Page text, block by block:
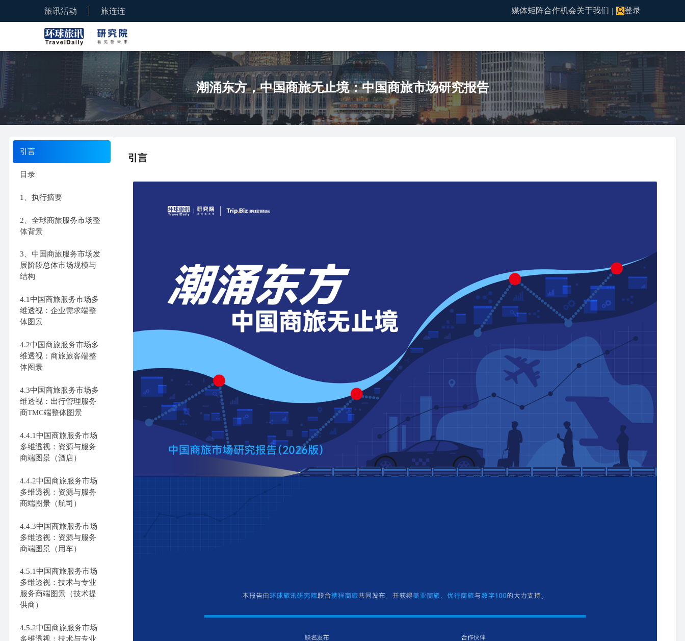
旅讯活动 旅连连 媒体矩阵合作机会关于我们 | 登录
潮涌东方，中国商旅无止境：中国商旅市场研究报告
引言
目录
1、执行摘要
2、全球商旅服务市场整
体背景
3、中国商旅服务市场发
展阶段总体市场规模与
结构
4.1中国商旅服务市场多
维透视：企业需求端整
体图景
4.2中国商旅服务市场多
维透视：商旅旅客端整
体图景
4.3中国商旅服务市场多
维透视：出行管理服务
商TMC端整体图景
4.4.1中国商旅服务市场
多维透视：资源与服务
商端图景（酒店）
4.4.2中国商旅服务市场
多维透视：资源与服务
商端图景（航司）
4.4.3中国商旅服务市场
多维透视：资源与服务
商端图景（用车）
4.5.1中国商旅服务市场
多维透视：技术与专业
服务商端图景（技术提
供商）
4.5.2中国商旅服务市场
多维透视：技术与专业
引言